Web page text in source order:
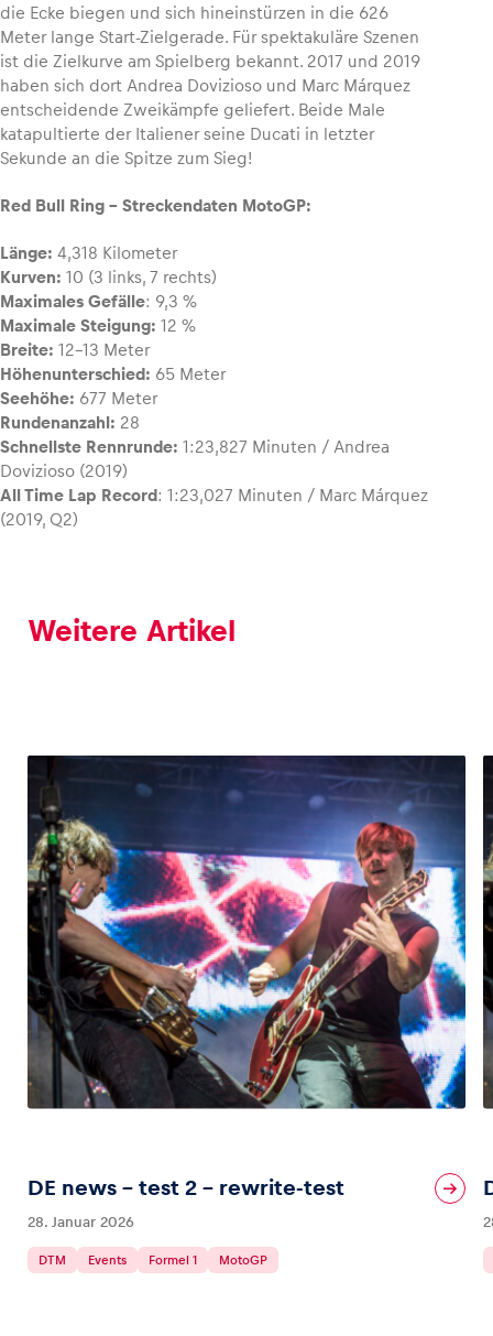
die Ecke biegen und sich hineinstürzen in die 626
Meter lange Start-Zielgerade. Für spektakuläre Szenen
ist die Zielkurve am Spielberg bekannt. 2017 und 2019
haben sich dort Andrea Dovizioso und Marc Márquez
entscheidende Zweikämpfe geliefert. Beide Male
katapultierte der Italiener seine Ducati in letzter
Sekunde an die Spitze zum Sieg!
Red Bull Ring – Streckendaten MotoGP:
Länge: 4,318 Kilometer
Kurven: 10 (3 links, 7 rechts)
Maximales Gefälle: 9,3 %
Maximale Steigung: 12 %
Breite: 12-13 Meter
Höhenunterschied: 65 Meter
Seehöhe: 677 Meter
Rundenanzahl: 28
Schnellste Rennrunde: 1:23,827 Minuten / Andrea
Dovizioso (2019)
All Time Lap Record: 1:23,027 Minuten / Marc Márquez
(2019, Q2)
Weitere Artikel
DE news – test 2 – rewrite-test
28. Januar 2026
DTM Events Formel 1 MotoGP